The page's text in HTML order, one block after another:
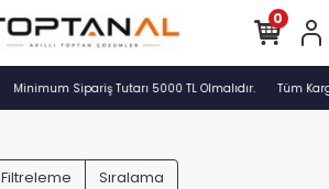
Minimum Sipariş Tutarı 5000 TL Olmalıdır. Tüm
0
Filtreleme Sıralama